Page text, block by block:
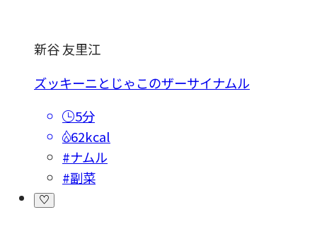
新谷 友里江
ズッキーニとじゃこのザーサイナムル
5分
62kcal
#ナムル
#副菜